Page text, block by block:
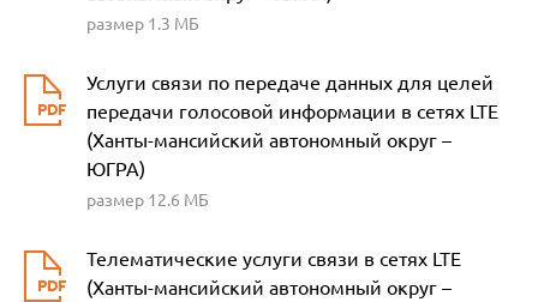
размер 1.3 МБ
Услуги связи по передаче данных для целей
передачи голосовой информации в сетях LTE
(Ханты-мансийский автономный округ –
ЮГРА)
размер 12.6 МБ
Телематические услуги связи в сетях LTE
(Ханты-мансийский автономный округ –